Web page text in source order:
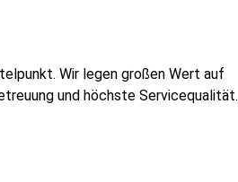
Wir legen großen Wert auf
und höchste Servicequalität.